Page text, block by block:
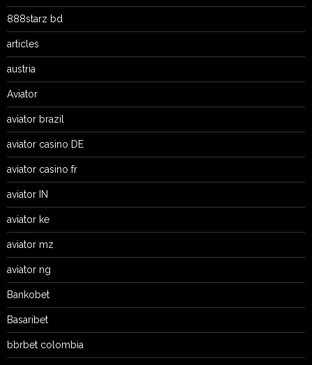
888starz bd
articles
austria
Aviator
aviator brazil
aviator casino DE
aviator casino fr
aviator IN
aviator ke
aviator mz
aviator ng
Bankobet
Basaribet
bbrbet colombia